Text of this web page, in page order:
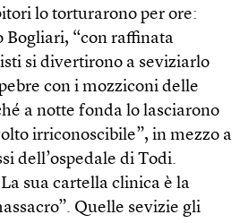
lo torturarono per ore:
Bogliari, “con raffinata
si divertirono a seviziarlo
con i mozziconi delle
a notte fonda lo lasciarono
irriconoscibile”, in mezzo a
dell’ospedale di Todi.
sua cartella clinica è la
Quelle sevizie gli